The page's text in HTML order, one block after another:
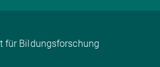
für Bildungsforschung